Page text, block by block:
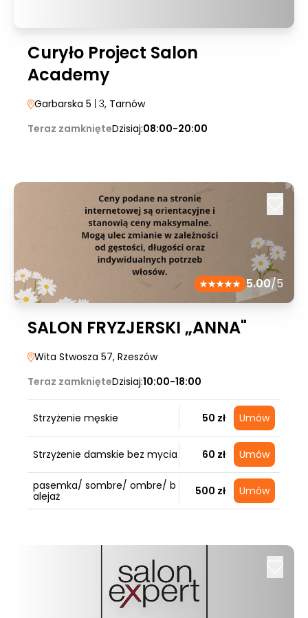
Curyło Project Salon
Academy
Garbarska 5 | 3, Tarnów
Teraz zamknięteDzisiaj:08:00-20:00
5.00/5
SALON FRYZJERSKI „ANNA"
Wita Stwosza 57, Rzeszów
Teraz zamknięteDzisiaj:10:00-18:00
Strzyżenie męskie 50 zł Umów
Strzyżenie damskie bez mycia 60 zł Umów
pasemka/ sombre/ ombre/ b
alejaż
500 zł Umów